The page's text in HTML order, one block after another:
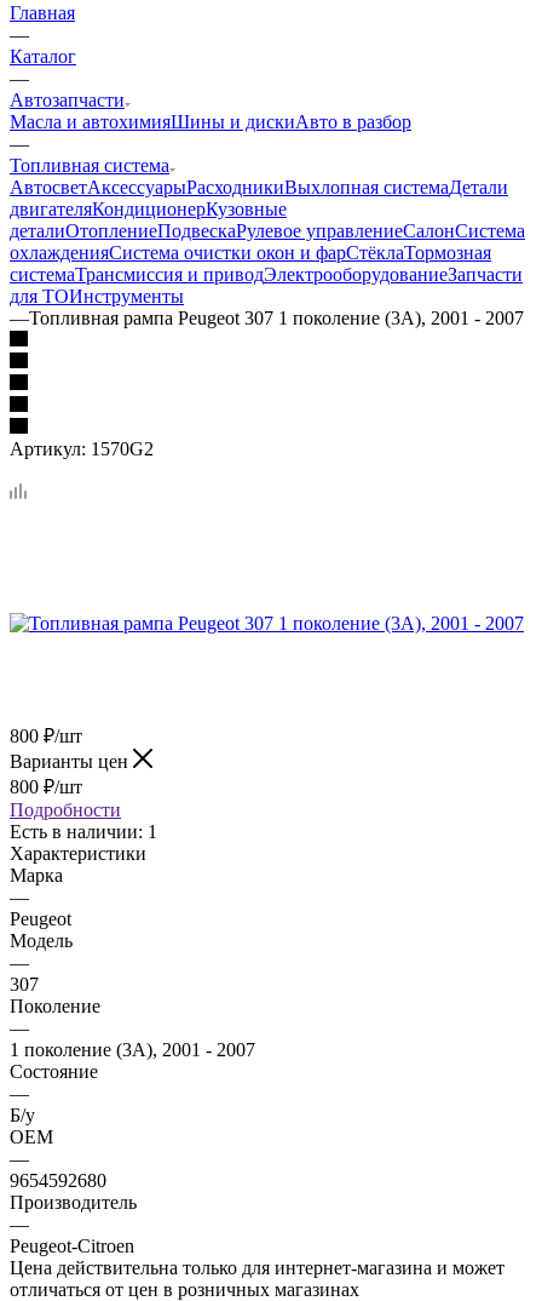
Главная
—
Каталог
—
Автозапчасти
Масла и автохимияШины и дискиАвто в разбор
—
Топливная система
АвтосветАксессуарыРасходникиВыхлопная системаДетали
двигателяКондиционерКузовные
деталиОтоплениеПодвескаРулевое управлениеСалонСистема
охлажденияСистема очистки окон и фарСтёклаТормозная
системаТрансмиссия и приводЭлектрооборудованиеЗапчасти
для ТОИнструменты
—Топливная рампа Peugeot 307 1 поколение (3A), 2001 - 2007
Артикул: 1570G2
800 ₽/шт
Варианты цен
800 ₽/шт
Подробности
Есть в наличии: 1
Характеристики
Марка
—
Peugeot
Модель
—
307
Поколение
—
1 поколение (3A), 2001 - 2007
Состояние
—
Б/у
OEM
—
9654592680
Производитель
—
Peugeot-Citroen
Цена действительна только для интернет-магазина и может
отличаться от цен в розничных магазинах